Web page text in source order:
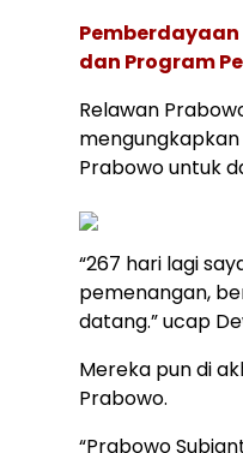
dan Program
Relawan
Prabowo untuk
“267 hari lagi
pemenangan,
datang.” ucap
Mereka pun di
Prabowo.
“Prabowo